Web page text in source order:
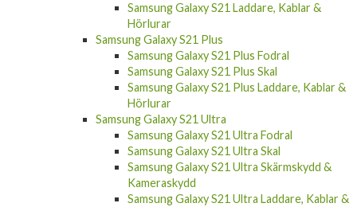
Hörlurar
Samsung Galaxy S21 Plus
Samsung Galaxy S21 Plus Fodral
Samsung Galaxy S21 Plus Skal
Samsung Galaxy S21 Plus Laddare, Kablar &
Hörlurar
Samsung Galaxy S21 Ultra
Samsung Galaxy S21 Ultra Fodral
Samsung Galaxy S21 Ultra Skal
Samsung Galaxy S21 Ultra Skärmskydd &
Kameraskydd
Samsung Galaxy S21 Ultra Laddare, Kablar &
Hörlurar